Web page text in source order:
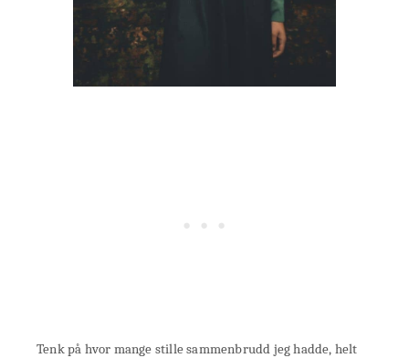
Tenk på hvor mange stille sammenbrudd jeg hadde, helt